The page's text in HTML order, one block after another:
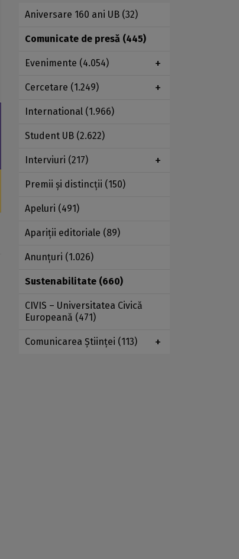
Aniversare 160 ani UB (32)
Comunicate de presă (445)
Evenimente (4.054)
Cercetare (1.249)
International (1.966)
Student UB (2.622)
Interviuri (217)
Premii şi distincţii (150)
Apeluri (491)
Apariţii editoriale (89)
Anunţuri (1.026)
Sustenabilitate (660)
CIVIS – Universitatea Civică
Europeană (471)
Comunicarea Ştiinţei (113)